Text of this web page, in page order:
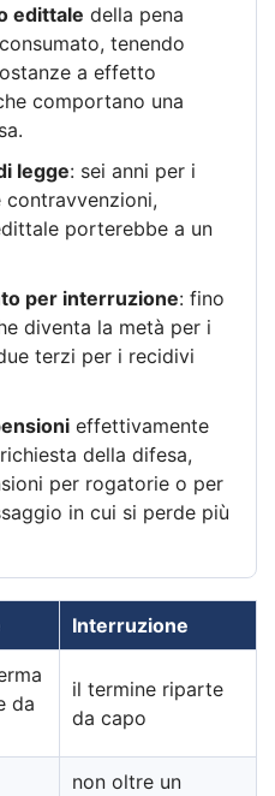
edittale della pena
tenendo
a effetto
comportano una
legge: sei anni per i
porterebbe a un
per interruzione: fino
diventa la metà per i
terzi per i recidivi
effettivamente
della difesa,
per rogatorie o per
in cui si perde più
Interruzione
da
il termine riparte
da capo
non oltre un